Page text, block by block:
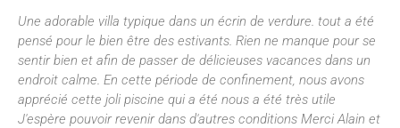
Une adorable villa typique dans un écrin de verdure. tout a été
pensé pour le bien être des estivants. Rien ne manque pour se
sentir bien et afin de passer de délicieuses vacances dans un
endroit calme. En cette période de confinement, nous avons
apprécié cette joli piscine qui a été nous a été très utile
J'espère pouvoir revenir dans d'autres conditions Merci Alain et